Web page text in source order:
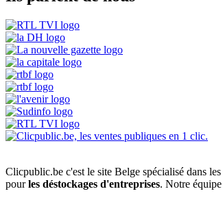
Clicpublic.be c'est le site Belge spécialisé dans les
pourles déstockages d'entreprises. Notre équipe